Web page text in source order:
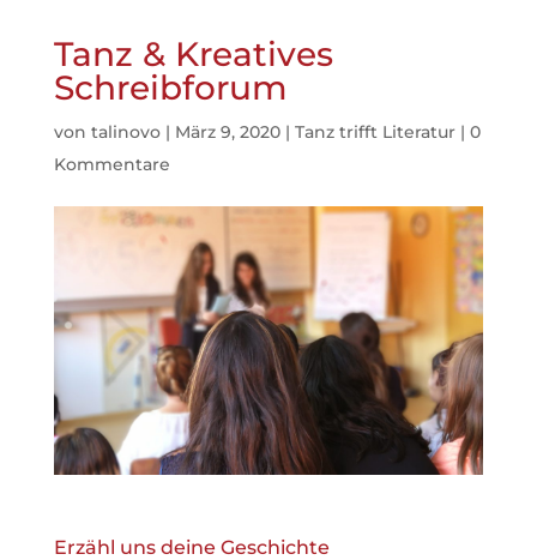
Tanz & Kreatives
Schreibforum
von talinovo| März 9, 2020| Tanz trifft Literatur| 0
Kommentare
Erzähl uns deine Geschichte